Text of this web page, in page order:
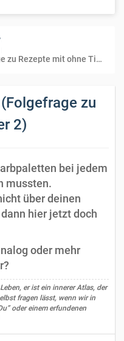
Rezepte mit ohne Tier 2)
zu
2)
bei jedem
mussten.
über deinen
hier jetzt doch
oder mehr
er ist ein innerer Atlas, der
fragen lässt, wenn wir in
oder einem erfundenen